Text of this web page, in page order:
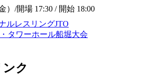
） /開場 17:30 / 開始 18:00
ルレスリングJTO
タワーホール船堀大会
ク